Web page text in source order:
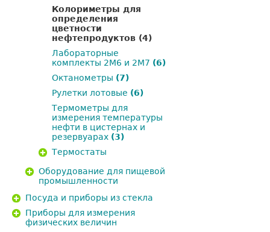
Колориметры для
определения
цветности
нефтепродуктов (4)
Лабораторные
комплекты 2М6 и 2М7 (6)
Октанометры (7)
Рулетки лотовые (6)
Термометры для
измерения температуры
нефти в цистернах и
резервуарах (3)
Термостаты
Оборудование для пищевой
промышленности
Посуда и приборы из стекла
Приборы для измерения
физических величин